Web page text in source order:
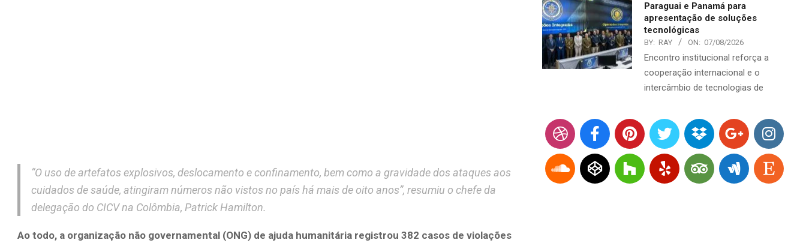
“O uso de artefatos explosivos, deslocamento e confinamento, bem como a gravidade dos ataques aos
cuidados de saúde, atingiram números não vistos no país há mais de oito anos”, resumiu o chefe da
delegação do CICV na Colômbia, Patrick Hamilton.
Ao todo, a organização não governamental (ONG) de ajuda humanitária registrou 382 casos de violações
Paraguai e Panamá para
apresentação de soluções
tecnológicas
BY: RAY ON: 07/08/2026
Encontro institucional reforça a
cooperação internacional e o
intercâmbio de tecnologias de